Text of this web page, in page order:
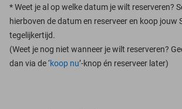
*Weet je al op welke datum je wilt reserveren?
hierboven de datum en reserveer en koop jouw
tegelijkertijd.
(Weet je nog niet wanneer je wilt reserveren?
dan via de ‘koop nu’-knop én reserveer later)